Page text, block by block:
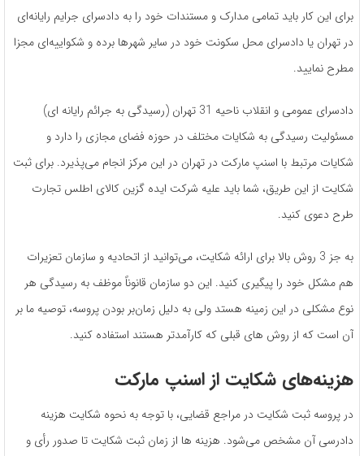
برای این کار باید تمامی مدارک و مستندات خود را به دادسرای جرایم رایانه‌ای
در تهران یا دادسرای محل سکونت خود در سایر شهرها برده و شکواییه‌ای مجزا
مطرح نمایید.
دادسرای عمومی و انقلاب ناحیه 31 تهران (رسیدگی به جرائم رایانه ای)
مسئولیت رسیدگی به شکایات مختلف در حوزه فضای مجازی را دارد و
شکایات مرتبط با اسنپ مارکت در تهران در این مرکز انجام می‌پذیرد. برای ثبت
شکایت از این طریق، شما باید علیه شرکت ایده گزین کالای اطلس تجارت
طرح دعوی کنید.
به جز 3 روش بالا برای ارائه شکایت، می‌توانید از اتحادیه و سازمان تعزیرات
هم مشکل خود را پیگیری کنید. این دو سازمان قانوناً موظف به رسیدگی هر
نوع مشکلی در این زمینه هستد ولی به دلیل زمان‌بر بودن پروسه، توصیه ما بر
آن است که از روش های قبلی که کارآمدتر هستند استفاده کنید.
هزینه‌های شکایت از اسنپ مارکت
در پروسه ثبت شکایت در مراجع قضایی، با توجه به نحوه شکایت هزینه
دادرسی آن مشخص می‌شود. هزینه ها از زمان ثبت شکایت تا صدور رأی و